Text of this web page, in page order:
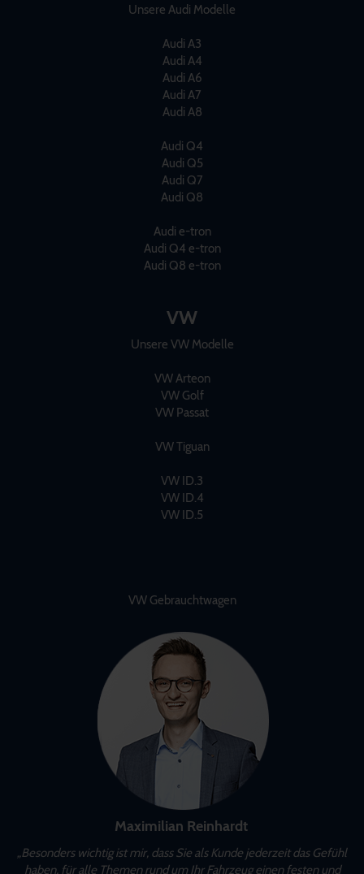
Unsere Audi Modelle
Audi A3
Audi A4
Audi A6
Audi A7
Audi A8
Audi Q4
Audi Q5
Audi Q7
Audi Q8
Audi e-tron
Audi Q4 e-tron
Audi Q8 e-tron
VW
Unsere VW Modelle
VW Arteon
VW Golf
VW Passat
VW Tiguan
VW ID.3
VW ID.4
VW ID.5
VW Gebrauchtwagen
Maximilian Reinhardt
„Besonders wichtig ist mir, dass Sie als Kunde jederzeit das Gefühl
haben, für alle Themen rund um Ihr Fahrzeug einen festen und